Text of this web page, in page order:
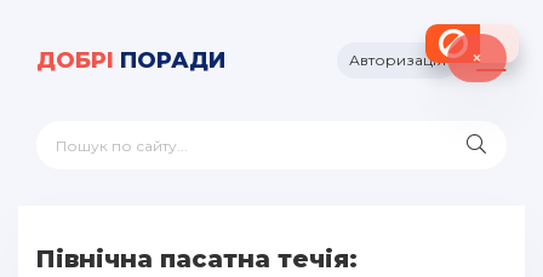
ДОБРІ ПОРАДИ Авторизація
Північна пасатна течія:
×